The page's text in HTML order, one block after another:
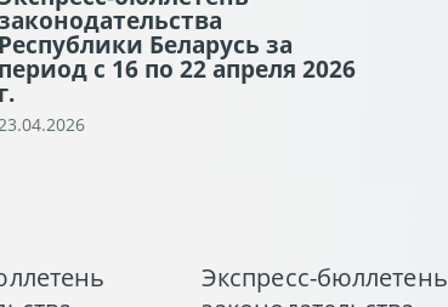
Республики Беларусь за
период с 16 по 22 апреля 2026
г.
Экспресс-бюллетень